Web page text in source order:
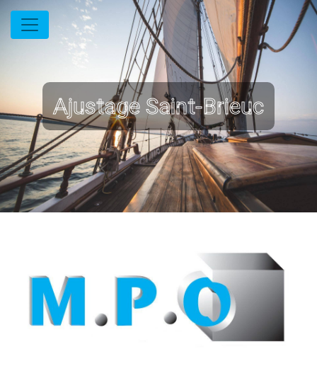
Panneau de gestion des cookies
Ajustage Saint-Brieuc